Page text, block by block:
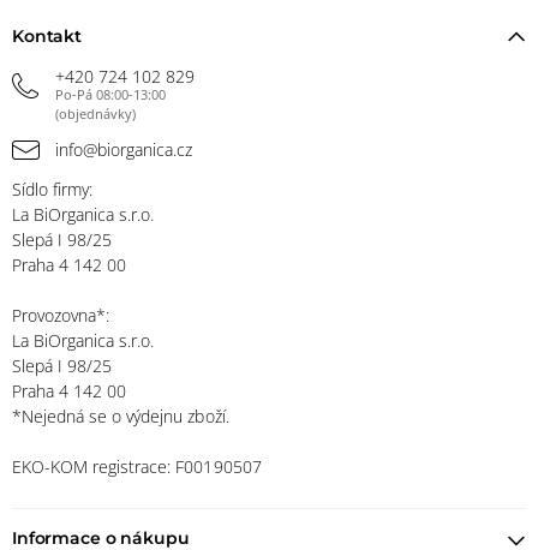
Kontakt
+420 724 102 829
Po-Pá 08:00-13:00
(objednávky)
info@biorganica.cz
Sídlo firmy:
La BiOrganica s.r.o.
Slepá I 98/25
Praha 4 142 00
Provozovna*:
La BiOrganica s.r.o.
Slepá I 98/25
Praha 4 142 00
*Nejedná se o výdejnu zboží.
EKO-KOM registrace: F00190507
Informace o nákupu